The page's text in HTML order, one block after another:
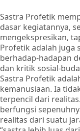
Sastra Profetik
dasar kegiatannya,
mengekspresikan,
Profetik adalah juga
berhadap-hadapan
dan kritik sosial-
Sastra Profetik
kemanusiaan. Ia
terpencil dari
berfungsi
realitas dari suatu